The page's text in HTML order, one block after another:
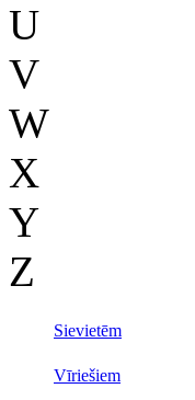
U
V
W
X
Y
Z
Sievietēm
Vīriešiem